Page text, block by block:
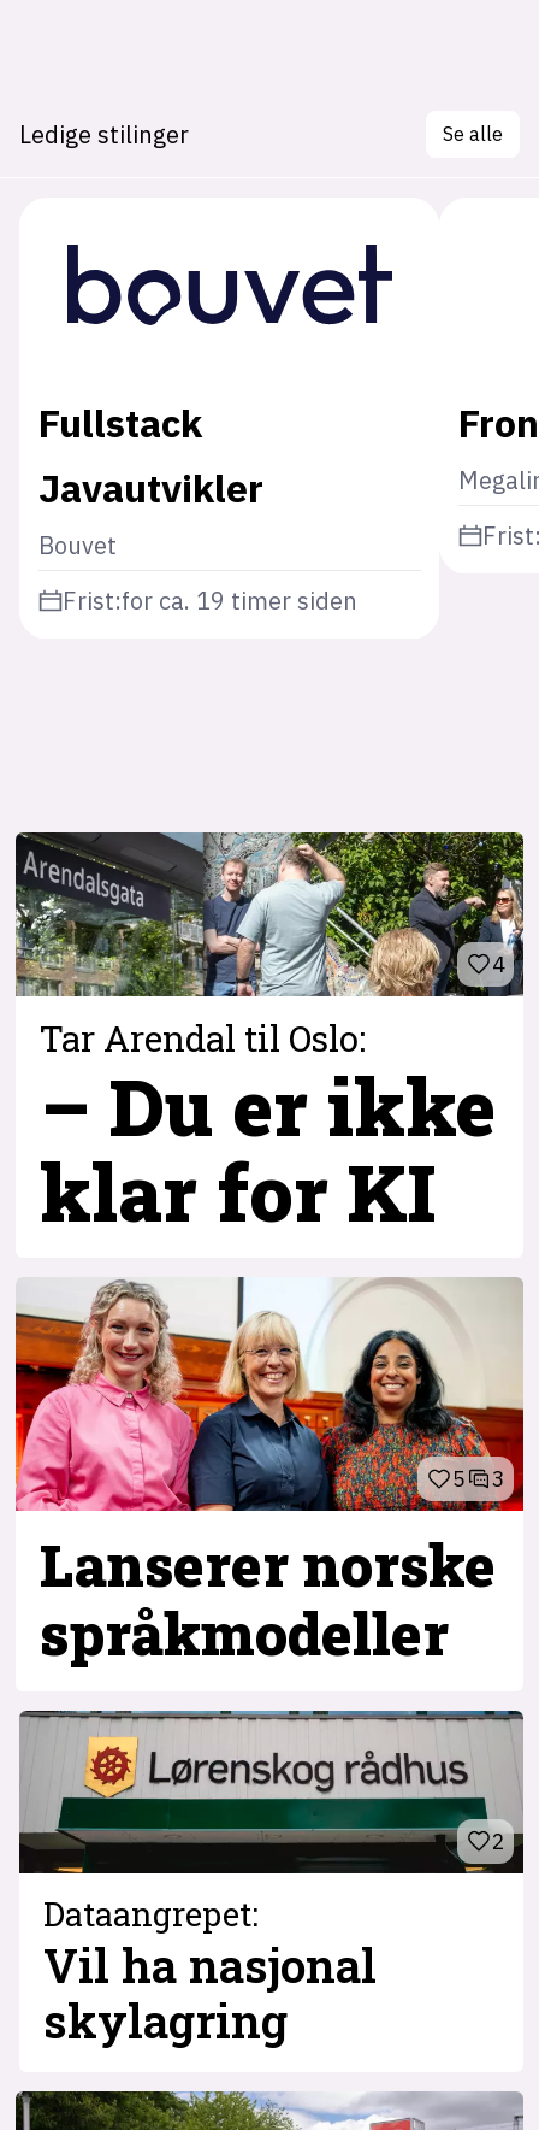
Ledige stilinger Se alle
Fullstack
Javautvikler
Bouvet
Frist:for ca. 19 timer siden
4
Tar Arendal til Oslo:
– Du er ikke
klar for KI
5 3
Lanserer norske
språkmodeller
2
Dataangrepet:
Vil ha nasjonal
skylagring